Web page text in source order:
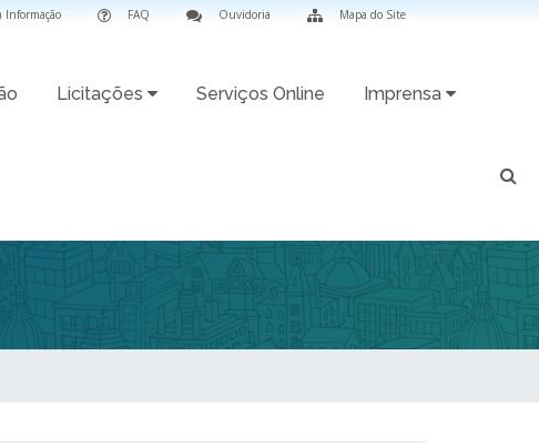
Mapa do Site
Ouvidoria
FAQ
Informação
Licitações Serviços Online Imprensa